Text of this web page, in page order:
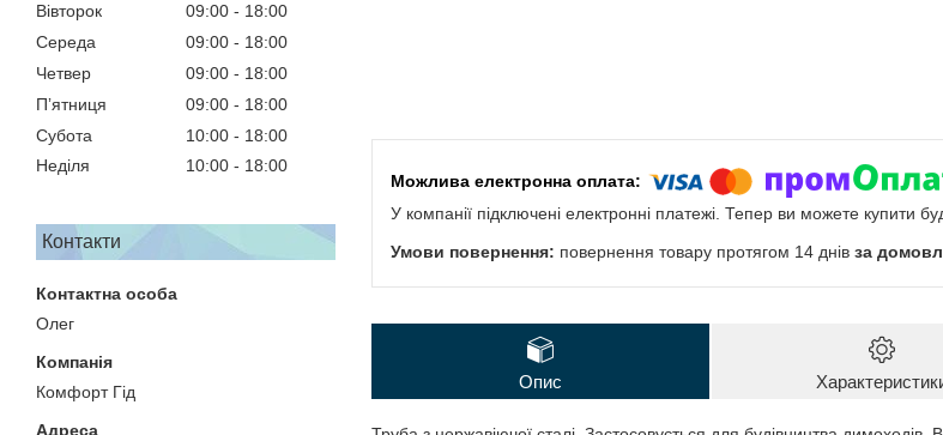
Вівторок
09:00
18:00
Середа
09:00
18:00
Четвер
09:00
18:00
Пʼятниця
09:00
18:00
Субота
10:00
18:00
Неділя
10:00 18:00
Контакти
Олег
Комфорт Гід
У компанії підключені електронні платежі. Тепер ви можете купити
повернення товару протягом 14 днів за
Опис